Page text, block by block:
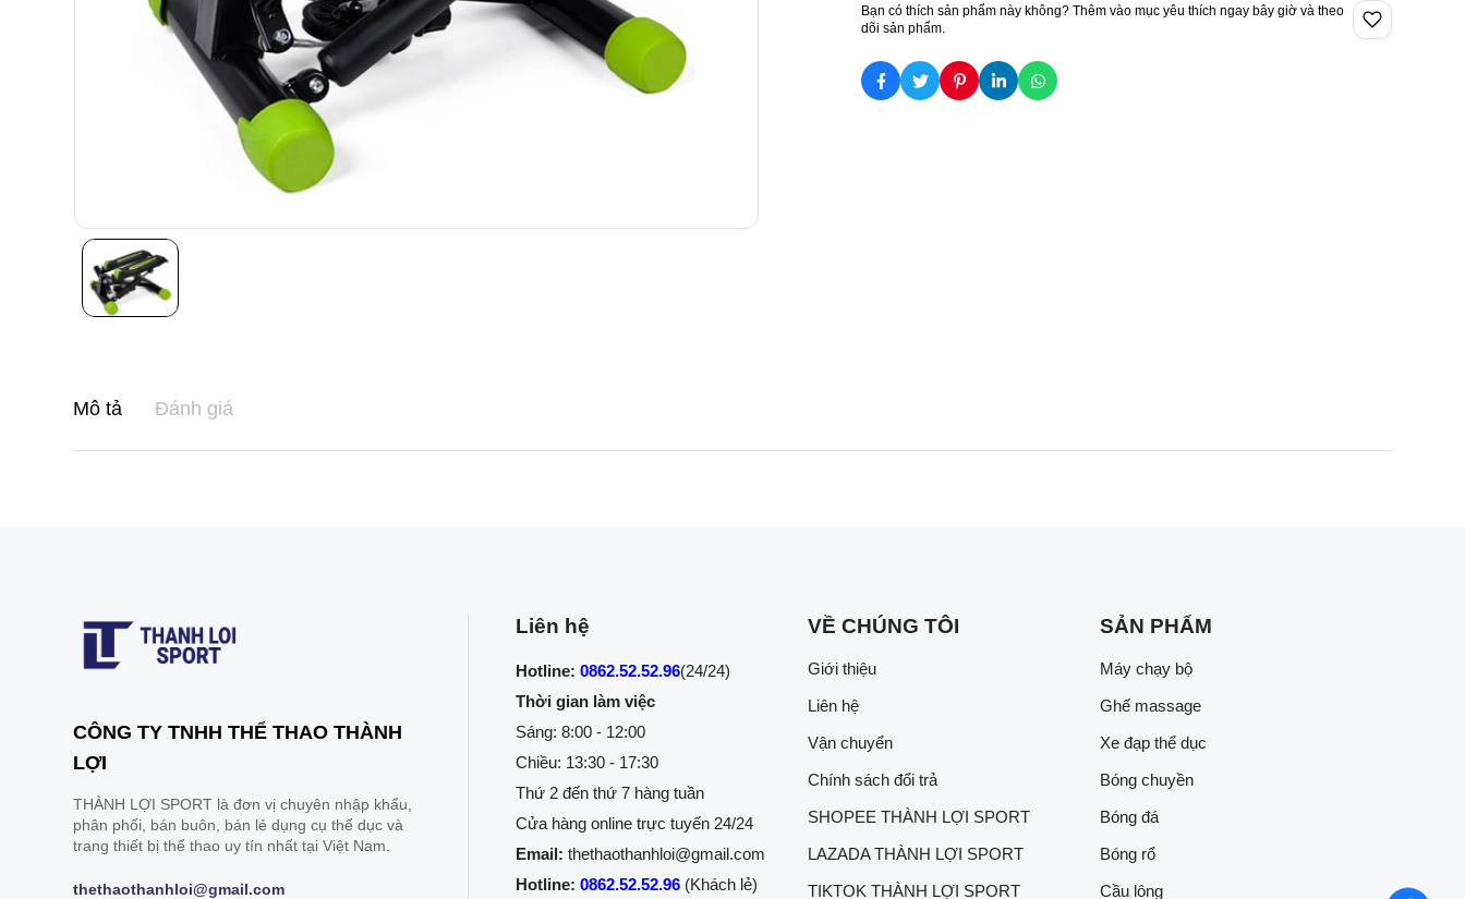
Bạn có thích sản phẩm này không? Thêm vào mục yêu thích ngay bây giờ và theo
dõi sản phẩm.
Mô tả Đánh giá
CÔNG TY TNHH THỂ THAO THÀNH
LỢI
THÀNH LỢI SPORT là đơn vị chuyên nhập khẩu,
phân phối, bán buôn, bán lẻ dụng cụ thể dục và
trang thiết bị thể thao uy tín nhất tại Việt Nam.
thethaothanhloi@gmail.com
Liên hệ
Hotline: 0862.52.52.96(24/24)
Thời gian làm việc
Sáng: 8:00 - 12:00
Chiều: 13:30 - 17:30
Thứ 2 đến thứ 7 hàng tuần
Cửa hàng online trực tuyến 24/24
Email: thethaothanhloi@gmail.com
Hotline: 0862.52.52.96 (Khách lẻ)
VỀ CHÚNG TÔI
Giới thiệu
Liên hệ
Vận chuyển
Chính sách đổi trả
SHOPEE THÀNH LỢI SPORT
LAZADA THÀNH LỢI SPORT
TIKTOK THÀNH LỢI SPORT
SẢN PHẨM
Máy chạy bộ
Ghế massage
Xe đạp thể dục
Bóng chuyền
Bóng đá
Bóng rổ
Cầu lông